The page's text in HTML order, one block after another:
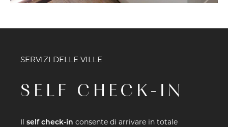
SERVIZI DELLE VILLE
SELF CHECK-IN
Il self check-in consente di arrivare in totale